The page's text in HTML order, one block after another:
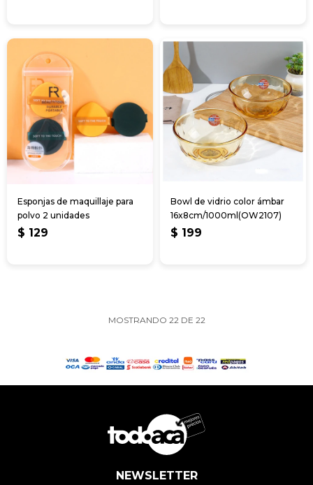
Esponjas de maquillaje para
polvo 2 unidades
$ 129
Bowl de vidrio color ámbar
16x8cm/1000ml(OW2107)
$ 199
MOSTRANDO 22 DE 22
NEWSLETTER